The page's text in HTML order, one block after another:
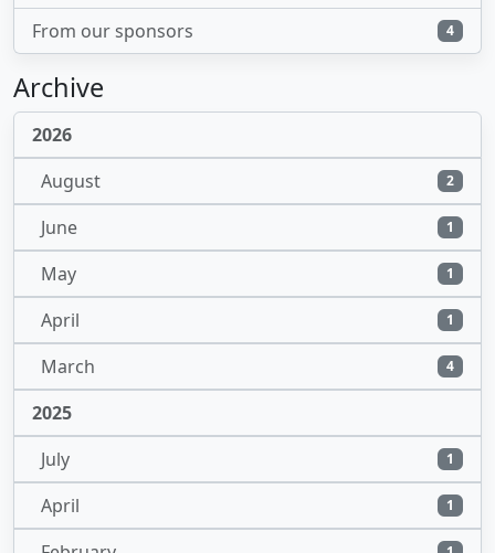
From our sponsors 4
Archive
2026
August
2
June 1
May 1
April 1
March 4
2025
July
1
April 1